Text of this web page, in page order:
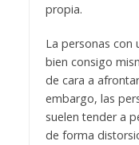
propia.
La personas con
bien consigo
de cara a
embargo, las
suelen tender a
de forma